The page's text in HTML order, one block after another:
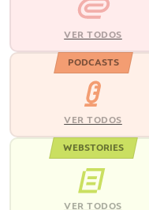
VER TODOS
PODCASTS
VER TODOS
WEBSTORIES
VER TODOS